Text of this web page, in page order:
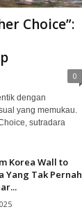
Choice”:
0
dengan
yang memukau.
sutradara
Korea Wall to
Yang Tak Pernah